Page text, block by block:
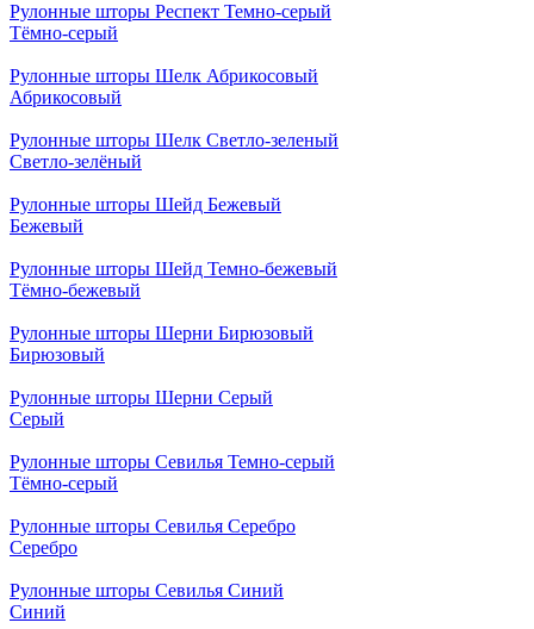
Рулонные шторы Респект Темно-серый
Тёмно-серый
Рулонные шторы Шелк Абрикосовый
Абрикосовый
Рулонные шторы Шелк Светло-зеленый
Светло-зелёный
Рулонные шторы Шейд Бежевый
Бежевый
Рулонные шторы Шейд Темно-бежевый
Тёмно-бежевый
Рулонные шторы Шерни Бирюзовый
Бирюзовый
Рулонные шторы Шерни Серый
Серый
Рулонные шторы Севилья Темно-серый
Тёмно-серый
Рулонные шторы Севилья Серебро
Серебро
Рулонные шторы Севилья Синий
Синий